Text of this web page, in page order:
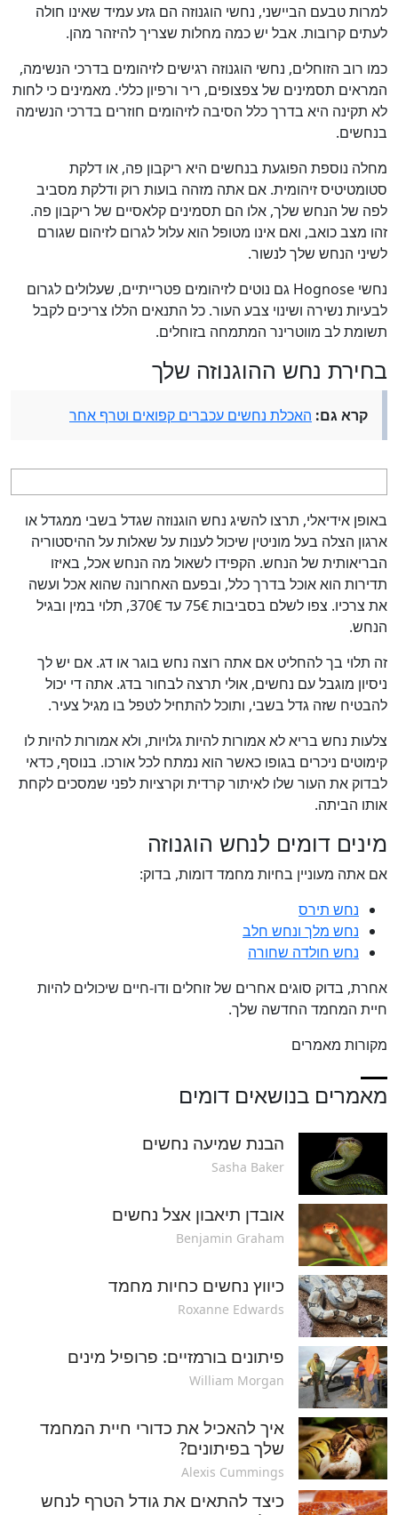
למרות טבעם הביישני, נחשי הוגנוזה הם גזע עמיד שאינו חולה
לעתים קרובות. אבל יש כמה מחלות שצריך להיזהר מהן.
כמו רוב הזוחלים, נחשי הוגנוזה רגישים לזיהומים בדרכי הנשימה,
המראים תסמינים של צפצופים, ריר ורפיון כללי. מאמינים כי לחות
לא תקינה היא בדרך כלל הסיבה לזיהומים חוזרים בדרכי הנשימה
בנחשים.
מחלה נוספת הפוגעת בנחשים היא ריקבון פה, או דלקת
סטומטיטיס זיהומית. אם אתה מזהה בועות רוק ודלקת מסביב
לפה של הנחש שלך, אלו הם תסמינים קלאסיים של ריקבון פה.
זהו מצב כואב, ואם אינו מטופל הוא עלול לגרום לזיהום שגורם
לשיני הנחש שלך לנשור.
נחשי Hognose גם נוטים לזיהומים פטרייתיים, שעלולים לגרום
לבעיות נשירה ושינוי צבע העור. כל התנאים הללו צריכים לקבל
תשומת לב מווטרינר המתמחה בזוחלים.
בחירת נחש ההוגנוזה שלך
קרא גם: האכלת נחשים עכברים קפואים וטרף אחר
באופן אידיאלי, תרצו להשיג נחש הוגנוזה שגדל בשבי ממגדל או
ארגון הצלה בעל מוניטין שיכול לענות על שאלות על ההיסטוריה
הבריאותית של הנחש. הקפידו לשאול מה הנחש אכל, באיזו
תדירות הוא אוכל בדרך כלל, ובפעם האחרונה שהוא אכל ועשה
את צרכיו. צפו לשלם בסביבות 75€ עד 370€, תלוי במין ובגיל
הנחש.
זה תלוי בך להחליט אם אתה רוצה נחש בוגר או דג. אם יש לך
ניסיון מוגבל עם נחשים, אולי תרצה לבחור בדג. אתה די יכול
להבטיח שזה גדל בשבי, ותוכל להתחיל לטפל בו מגיל צעיר.
צלעות נחש בריא לא אמורות להיות גלויות, ולא אמורות להיות לו
קימוטים ניכרים בגופו כאשר הוא נמתח לכל אורכו. בנוסף, כדאי
לבדוק את העור שלו לאיתור קרדית וקרציות לפני שמסכים לקחת
אותו הביתה.
מינים דומים לנחש הוגנוזה
אם אתה מעוניין בחיות מחמד דומות, בדוק:
נחש תירס
נחש מלך ונחש חלב
נחש חולדה שחורה
אחרת, בדוק סוגים אחרים של זוחלים ודו-חיים שיכולים להיות
חיית המחמד החדשה שלך.
מקורות מאמרים
מאמרים בנושאים דומים
הבנת שמיעה נחשים
Sasha Baker
אובדן תיאבון אצל נחשים
Benjamin Graham
כיווץ נחשים כחיות מחמד
Roxanne Edwards
פיתונים בורמזיים: פרופיל מינים
William Morgan
איך להאכיל את כדורי חיית המחמד
שלך בפיתונים?
Alexis Cummings
כיצד להתאים את גודל הטרף לנחש